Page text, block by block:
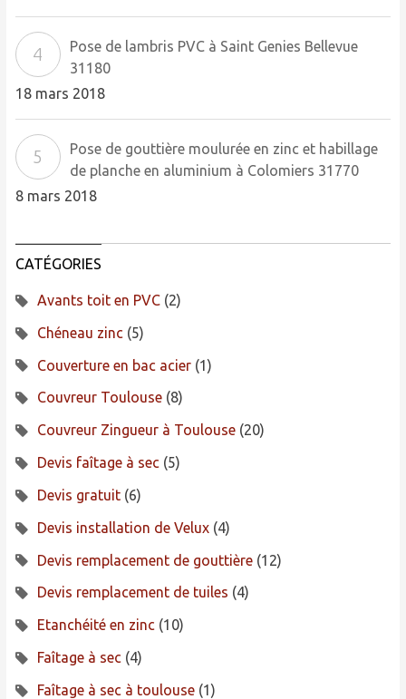
Pose de lambris PVC à Saint Genies Bellevue
31180
18 mars 2018
Pose de gouttière moulurée en zinc et habillage
de planche en aluminium à Colomiers 31770
8 mars 2018
CATÉGORIES
Avants toit en PVC(2)
Chéneau zinc(5)
Couverture en bac acier(1)
Couvreur Toulouse(8)
Couvreur Zingueur à Toulouse(20)
Devis faîtage à sec(5)
Devis gratuit(6)
Devis installation de Velux(4)
Devis remplacement de gouttière(12)
Devis remplacement de tuiles (4)
Etanchéité en zinc(10)
Faîtage à sec(4)
Faîtage à sec à toulouse(1)